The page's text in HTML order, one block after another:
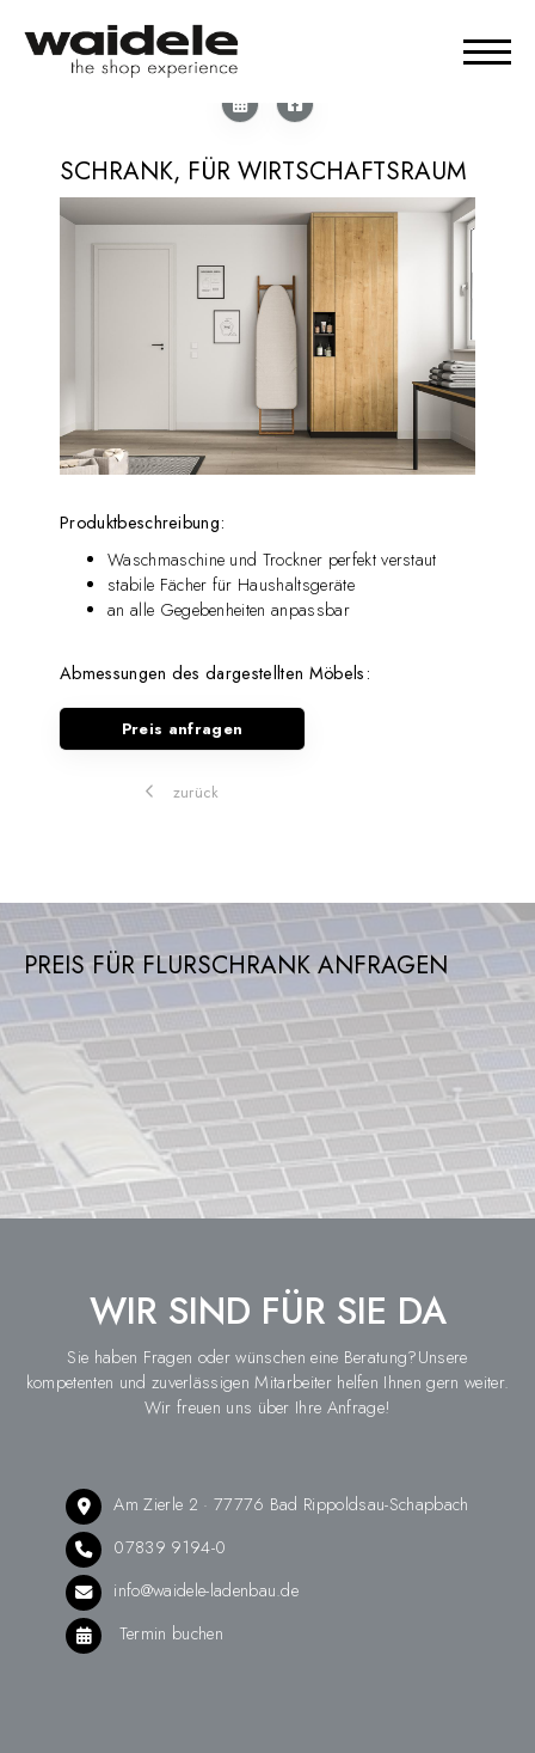
SCHRANK, FÜR WIRTSCHAFTSRAUM
Produktbeschreibung:
Waschmaschine und Trockner perfekt verstaut
stabile Fächer für Haushaltsgeräte
an alle Gegebenheiten anpassbar
Abmessungen des dargestellten Möbels:
Preis anfragen
zurück
PREIS FÜR FLURSCHRANK ANFRAGEN
WIR SIND FÜR SIE DA
Sie haben Fragen oder wünschen eine Beratung?Unsere
kompetenten und zuverlässigen Mitarbeiter helfen Ihnen gern weiter.
Wir freuen uns über Ihre Anfrage!
Am Zierle 2 · 77776 Bad Rippoldsau-Schapbach
07839 9194-0
info@waidele-ladenbau.de
Termin buchen